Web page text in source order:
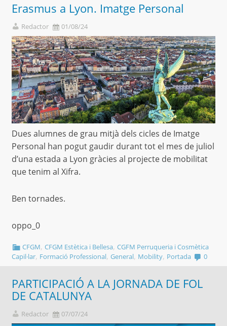
Erasmus a Lyon. Imatge Personal
Redactor 01/08/24
Dues alumnes de grau mitjà dels cicles de Imatge
Personal han pogut gaudir durant tot el mes de juliol
d’una estada a Lyon gràcies al projecte de mobilitat
que tenim al Xifra.
Ben tornades.
oppo_0
CFGM,CFGM Estètica i Bellesa,CGFM Perruqueria i Cosmètica
Capil·lar, Formació Professional, General, Mobility, Portada 0
PARTICIPACIÓ A LA JORNADA DE FOL
DE CATALUNYA
Redactor 07/07/24